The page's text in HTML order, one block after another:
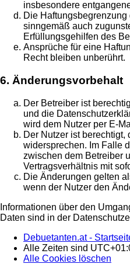
insbesondere
Die
sinngemäß auch
Erfüllungsgehilfen des
Ansprüche für eine
Recht bleiben unberührt.
6. Änderungsvorbehalt
Der Betreiber ist
und die
wird dem Nutzer per E-
Der Nutzer ist berechtigt,
widersprechen. Im Falle
zwischen dem Betreiber
Vertragsverhältnis mit
Die Änderungen gelten
wenn der Nutzer den
Informationen über den
Daten sind in der
Debuetanten.at -
Alle Zeiten sind
Alle Cookies löschen